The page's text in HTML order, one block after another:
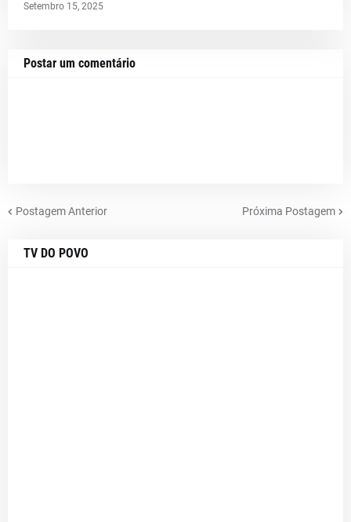
Setembro 15, 2025
Postar um comentário
Postagem Anterior Próxima Postagem
TV DO POVO